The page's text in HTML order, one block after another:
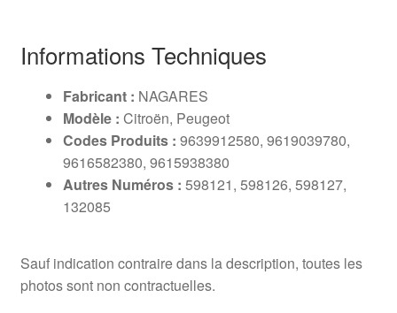
Informations Techniques
Fabricant : NAGARES
Modèle : Citroën, Peugeot
Codes Produits : 9639912580, 9619039780,
9616582380, 9615938380
Autres Numéros : 598121, 598126, 598127,
132085
Sauf indication contraire dans la description, toutes les
photos sont non contractuelles.